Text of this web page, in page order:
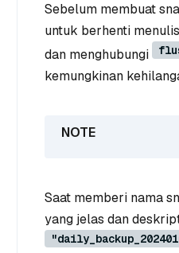
Sebelum membuat
untuk berhenti
dan menghubungi
kemungkinan
Saat memberi nama
yang jelas dan